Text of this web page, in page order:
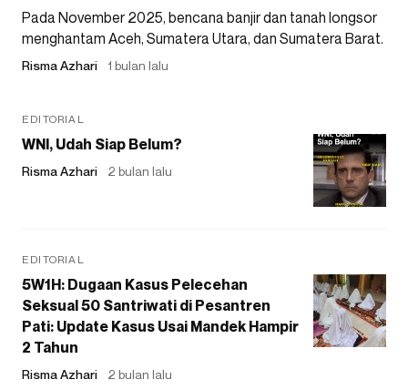
Pada November 2025, bencana banjir dan tanah longsor
menghantam Aceh, Sumatera Utara, dan Sumatera Barat.
Risma Azhari 1 bulan lalu
EDITORIAL
WNI, Udah Siap Belum?
Risma Azhari 2 bulan lalu
EDITORIAL
5W1H: Dugaan Kasus Pelecehan
Seksual 50 Santriwati di Pesantren
Pati: Update Kasus Usai Mandek Hampir
2 Tahun
Risma Azhari 2 bulan lalu